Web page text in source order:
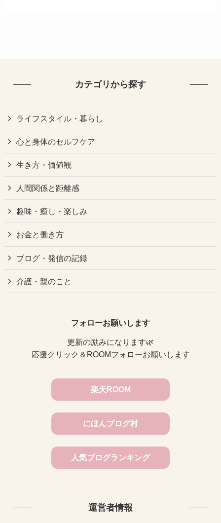
カテゴリから探す
ライフスタイル・暮らし
心と身体のセルフケア
生き方・価値観
人間関係と距離感
趣味・癒し・楽しみ
お金と働き方
ブログ・発信の記録
介護・親のこと
フォローお願いします
更新の励みになります🌿
応援クリック＆ROOMフォローお願いします
楽天ROOM
にほんブログ村
人気ブログランキング
運営者情報